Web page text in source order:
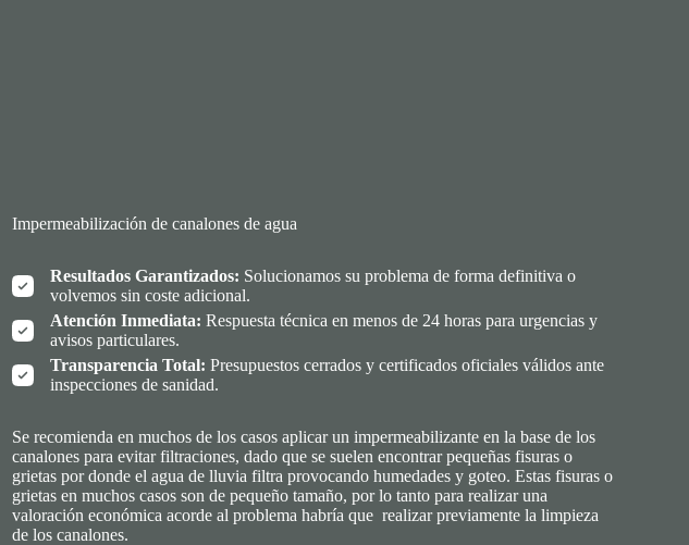
Impermeabilización de canalones de agua
Resultados Garantizados: Solucionamos su problema de forma definitiva o
volvemos sin coste adicional.
Atención Inmediata: Respuesta técnica en menos de 24 horas para urgencias y
avisos particulares.
Transparencia Total: Presupuestos cerrados y certificados oficiales válidos ante
inspecciones de sanidad.
Se recomienda en muchos de los casos aplicar un impermeabilizante en la base de los
canalones para evitar filtraciones, dado que se suelen encontrar pequeñas fisuras o
grietas por donde el agua de lluvia filtra provocando humedades y goteo. Estas fisuras o
grietas en muchos casos son de pequeño tamaño, por lo tanto para realizar una
valoración económica acorde al problema habría que realizar previamente la limpieza
de los canalones.